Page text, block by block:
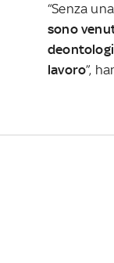
“Senza
sono
lavoro”,